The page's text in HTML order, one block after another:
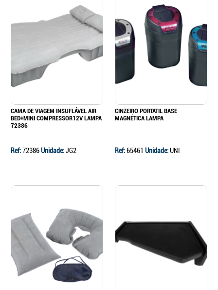
CAMA DE VIAGEM INSUFLÁVEL AIR
BED+MINI COMPRESSOR12V LAMPA
72386
Ref:72386Unidade:JG2
CINZEIRO PORTATIL BASE
MAGNÉTICA LAMPA
Ref:65461 Unidade:UNI